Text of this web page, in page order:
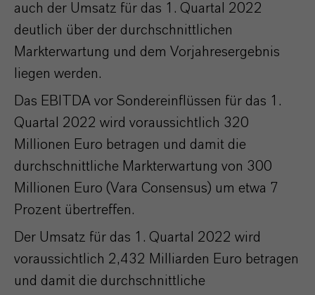
auch der Umsatz für das 1. Quartal 2022
deutlich über der durchschnittlichen
Markterwartung und dem Vorjahresergebnis
liegen werden.
Das EBITDA vor Sondereinflüssen für das 1.
Quartal 2022 wird voraussichtlich 320
Millionen Euro betragen und damit die
durchschnittliche Markterwartung von 300
Millionen Euro (Vara Consensus) um etwa 7
Prozent übertreffen.
Der Umsatz für das 1. Quartal 2022 wird
voraussichtlich 2,432 Milliarden Euro betragen
und damit die durchschnittliche